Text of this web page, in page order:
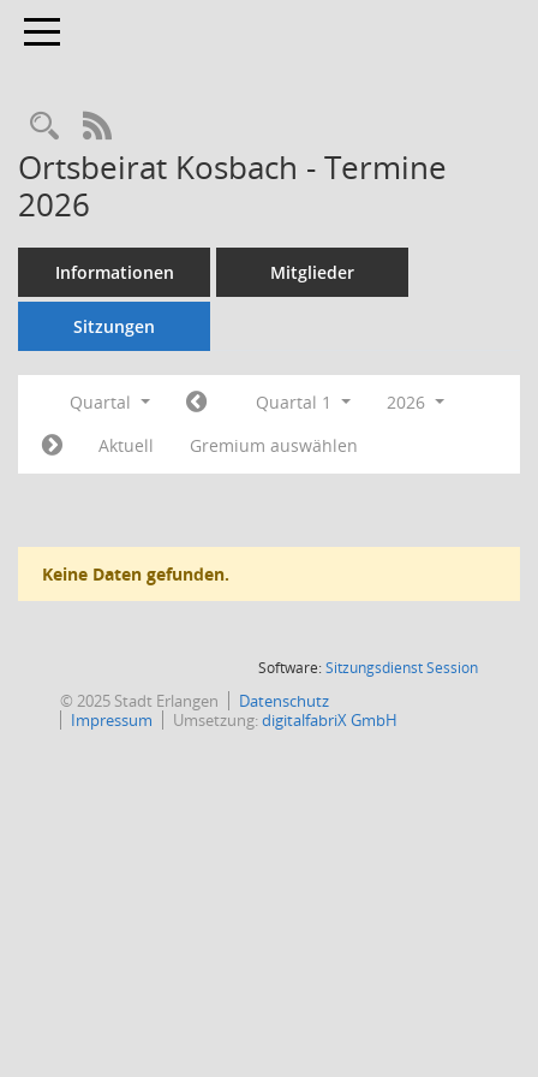
Toggle navigation
Rechercheauswahl
RSS-Feed
Ortsbeirat Kosbach - Termine
2026
Informationen Mitglieder
Sitzungen
Quartal Quartal 1
2026
Aktuell
Gremium auswählen
Keine Daten gefunden.
Software:SitzungsdienstSession(Wird in
© 2025 Stadt Erlangen
Datenschutz
Impressum
Umsetzung:digitalfabriX GmbH